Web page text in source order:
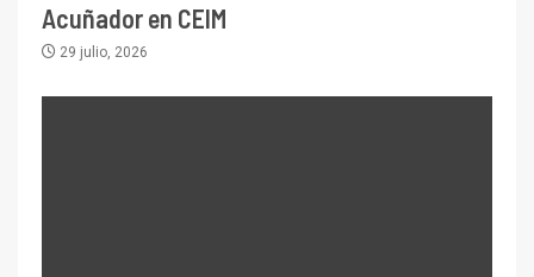
Acuñador en CEIM
29 julio, 2026